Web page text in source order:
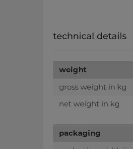
technical details
weight
gross weight in kg
net weight in kg
packaging